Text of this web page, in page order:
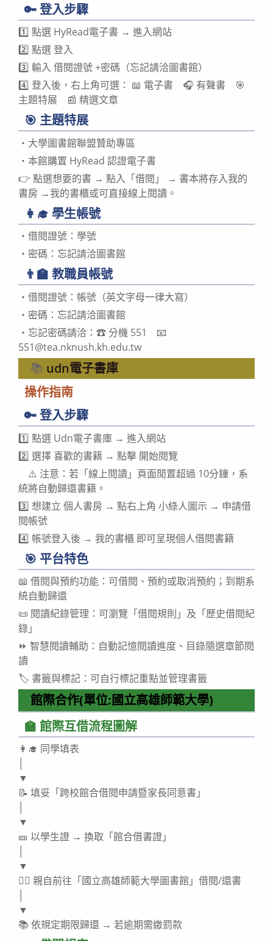
🔑 登入步驟
1️⃣ 點選 HyRead電子書 → 進入網站
2️⃣ 點選 登入
3️⃣ 輸入 借閱證號 +密碼（忘記請洽圖書館）
4️⃣ 登入後，右上角可選： 📖 電子書 🎧 有聲書 🎯
主題特展 📰 精選文章
🎯 主題特展
・大學圖書館聯盟贊助專區
・本館購置 HyRead 認證電子書
👉 點選想要的書 → 點入「借閱」 → 書本將存入我的
書房 →我的書櫃或可直接線上閱讀。
👩‍🎓 學生帳號
・借閱證號：學號
・密碼：忘記請洽圖書館
👨‍🏫 教職員帳號
・借閱證號：帳號（英文字母一律大寫）
・密碼：忘記請洽圖書館
・忘記密碼請洽：☎ 分機 551 📧
551@tea.nknush.kh.edu.tw
📚 udn電子書庫
操作指南
🔑 登入步驟
1️⃣ 點選 Udn電子書庫 → 進入網站
2️⃣ 選擇 喜歡的書籍 → 點擊 開始閱覽
⚠️ 注意：若「線上閱讀」頁面閒置超過 10分鐘，系
統將自動歸還書籍。
3️⃣ 想建立 個人書房 → 點右上角 小綠人圖示 → 申請借
閱帳號
4️⃣ 帳號登入後 → 我的書櫃 即可呈現個人借閱書籍
🎯 平台特色
📖 借閱與預約功能：可借閱、預約或取消預約；到期系
統自動歸還
📜 閱讀紀錄管理：可瀏覽「借閱規則」及「歷史借閱紀
錄」
⏩ 智慧閱讀輔助：自動記憶閱讀進度、目錄隨選章節閱
讀
🏷️ 書籤與標記：可自行標記重點並管理書籤
館際合作(單位:國立高雄師範大學)
🏫 館際互借流程圖解
👩‍🎓 同學填表
▼
📝 填妥「跨校館合借閱申請暨家長同意書」
▼
🎫 以學生證 → 換取「館合借書證」
▼
🚶‍♀️ 親自前往「國立高雄師範大學圖書館」借閱/還書
▼
📚 依規定期限歸還 → 若逾期需繳罰款